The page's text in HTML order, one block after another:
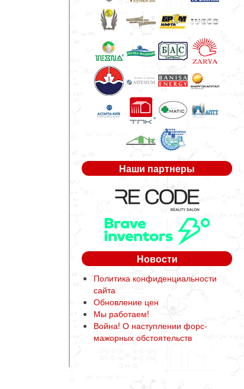
Наши партнеры
Новости
Политика конфиденциальности
сайта
Обновление цен
Мы работаем!
Война! О наступлении форс-
мажорных обстоятельств